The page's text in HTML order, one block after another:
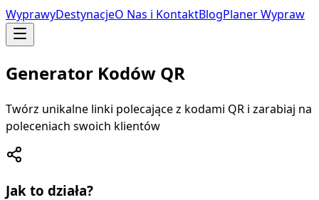
WyprawyDestynacjeO Nas i KontaktBlogPlaner Wypraw
Generator Kodów QR
Twórz unikalne linki polecające z kodami QR i zarabiaj na
poleceniach swoich klientów
Jak to działa?